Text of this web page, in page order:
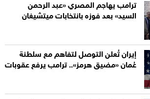
ترامب يهاجم المصري «عبد الرحمن
السيد» بعد فوزه بانتخابات ميتشيغان
إيران تُعلن التوصل لتفاهم مع سلطنة
عُمان «مضيق هرمز».. ترامب يرفع عقوبات